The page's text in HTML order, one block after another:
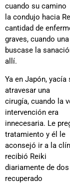
cuando su camino
la condujo hacia
cantidad de
graves, cuando
buscase la
allí.
Ya en Japón,
atravesar una
cirugía, cuando la
intervención era
innecesaria. Le
tratamiento y él le
aconsejó ir a la
recibió Reiki
diariamente de
recuperado